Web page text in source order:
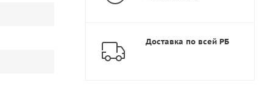
Доставка по всей РБ